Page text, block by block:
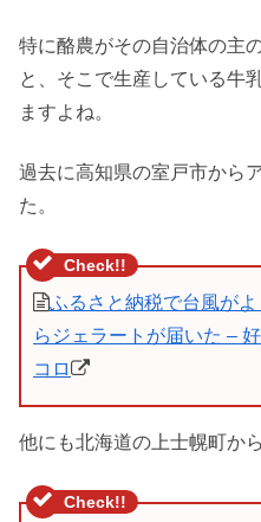
特に酪農がその自治体の主
と、そこで生産している牛
ますよね。
過去に高知県の室戸市から
た。
ふるさと納税で台風が
らジェラートが届いた –
コロ
他にも北海道の上士幌町か